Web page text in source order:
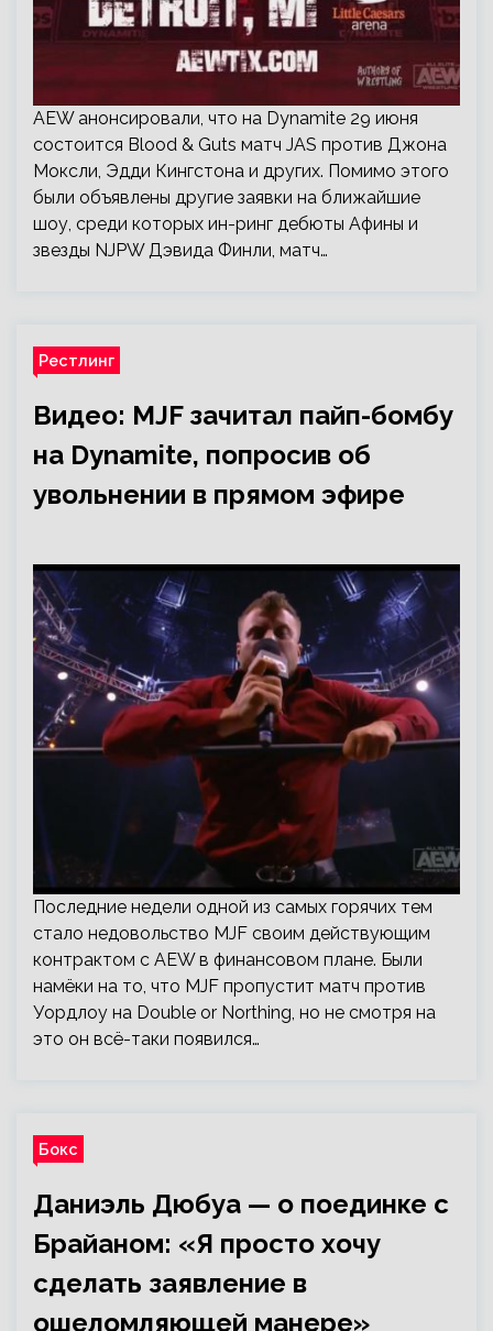
AEW анонсировали, что на Dynamite 29 июня
состоится Blood & Guts матч JAS против Джона
Моксли, Эдди Кингстона и других. Помимо этого
были объявлены другие заявки на ближайшие
шоу, среди которых ин-ринг дебюты Афины и
звезды NJPW Дэвида Финли, матч…
Рестлинг
Видео: MJF зачитал пайп-бомбу
на Dynamite, попросив об
увольнении в прямом эфире
Последние недели одной из самых горячих тем
стало недовольство MJF своим действующим
контрактом с AEW в финансовом плане. Были
намёки на то, что MJF пропустит матч против
Уордлоу на Double or Northing, но не смотря на
это он всё-таки появился…
Бокс
Даниэль Дюбуа — о поединке с
Брайаном: «Я просто хочу
сделать заявление в
ошеломляющей манере»